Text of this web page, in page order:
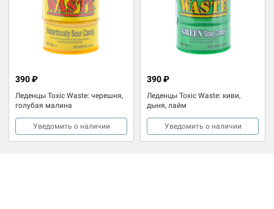
Леденцы Toxic Waste: черешня,
голубая малина
390 ₽
Уведомить о наличии
Леденцы Toxic Waste: киви,
дыня, лайм
390 ₽
Уведомить о наличии